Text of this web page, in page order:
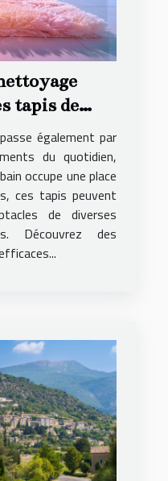
tapis de
également par
du quotidien,
occupe une place
ces tapis peuvent
de diverses
Découvrez des